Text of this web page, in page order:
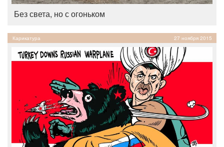
Без света, но с огоньком
Карикатура 27 ноября 2015